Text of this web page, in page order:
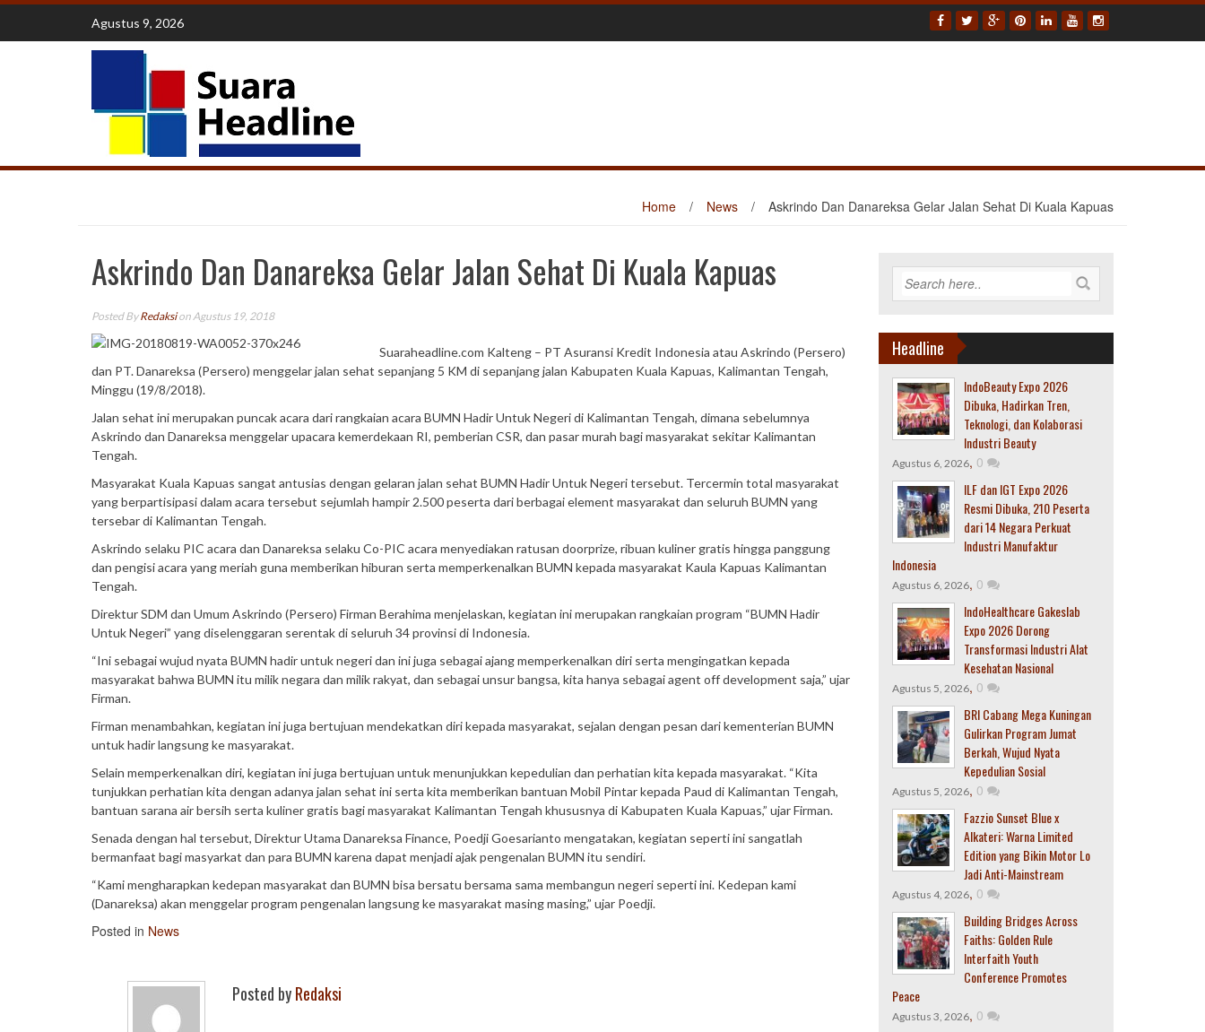
Skip
content
Agustus 9, 2026
Home / News / Askrindo Dan Danareksa Gelar Jalan Sehat Di Kuala Kapuas
Askrindo Dan Danareksa Gelar Jalan Sehat Di Kuala Kapuas
Posted ByRedaksion Agustus 19, 2018
Suaraheadline.com Kalteng – PT Asuransi Kredit Indonesia atau Askrindo (Persero)
dan PT. Danareksa (Persero) menggelar jalan sehat sepanjang 5 KM di sepanjang jalan Kabupaten Kuala Kapuas, Kalimantan Tengah,
Minggu (19/8/2018).
Jalan sehat ini merupakan puncak acara dari rangkaian acara BUMN Hadir Untuk Negeri di Kalimantan Tengah, dimana sebelumnya
Askrindo dan Danareksa menggelar upacara kemerdekaan RI, pemberian CSR, dan pasar murah bagi masyarakat sekitar Kalimantan
Tengah.
Masyarakat Kuala Kapuas sangat antusias dengan gelaran jalan sehat BUMN Hadir Untuk Negeri tersebut. Tercermin total masyarakat
yang berpartisipasi dalam acara tersebut sejumlah hampir 2.500 peserta dari berbagai element masyarakat dan seluruh BUMN yang
tersebar di Kalimantan Tengah.
Askrindo selaku PIC acara dan Danareksa selaku Co-PIC acara menyediakan ratusan doorprize, ribuan kuliner gratis hingga panggung
dan pengisi acara yang meriah guna memberikan hiburan serta memperkenalkan BUMN kepada masyarakat Kaula Kapuas Kalimantan
Tengah.
Direktur SDM dan Umum Askrindo (Persero) Firman Berahima menjelaskan, kegiatan ini merupakan rangkaian program “BUMN Hadir
Untuk Negeri” yang diselenggaran serentak di seluruh 34 provinsi di Indonesia.
“Ini sebagai wujud nyata BUMN hadir untuk negeri dan ini juga sebagai ajang memperkenalkan diri serta mengingatkan kepada
masyarakat bahwa BUMN itu milik negara dan milik rakyat, dan sebagai unsur bangsa, kita hanya sebagai agent off development saja,” ujar
Firman.
Firman menambahkan, kegiatan ini juga bertujuan mendekatkan diri kepada masyarakat, sejalan dengan pesan dari kementerian BUMN
untuk hadir langsung ke masyarakat.
Selain memperkenalkan diri, kegiatan ini juga bertujuan untuk menunjukkan kepedulian dan perhatian kita kepada masyarakat. “Kita
tunjukkan perhatian kita dengan adanya jalan sehat ini serta kita memberikan bantuan Mobil Pintar kepada Paud di Kalimantan Tengah,
bantuan sarana air bersih serta kuliner gratis bagi masyarakat Kalimantan Tengah khususnya di Kabupaten Kuala Kapuas,” ujar Firman.
Senada dengan hal tersebut, Direktur Utama Danareksa Finance, Poedji Goesarianto mengatakan, kegiatan seperti ini sangatlah
bermanfaat bagi masyarkat dan para BUMN karena dapat menjadi ajak pengenalan BUMN itu sendiri.
“Kami mengharapkan kedepan masyarakat dan BUMN bisa bersatu bersama sama membangun negeri seperti ini. Kedepan kami
(Danareksa) akan menggelar program pengenalan langsung ke masyarakat masing masing,” ujar Poedji.
Posted in News
Posted byRedaksi
Headline
IndoBeauty Expo 2026
Dibuka, Hadirkan Tren,
Teknologi, dan Kolaborasi
Industri Beauty
Agustus 6, 2026, 0
ILF dan IGT Expo 2026
Resmi Dibuka, 210 Peserta
dari 14 Negara Perkuat
Industri Manufaktur
Indonesia
Agustus 6, 2026, 0
IndoHealthcare Gakeslab
Expo 2026 Dorong
Transformasi Industri Alat
Kesehatan Nasional
Agustus 5, 2026, 0
BRI Cabang Mega Kuningan
Gulirkan Program Jumat
Berkah, Wujud Nyata
Kepedulian Sosial
Agustus 5, 2026, 0
Fazzio Sunset Blue x
Alkateri: Warna Limited
Edition yang Bikin Motor Lo
Jadi Anti-Mainstream
Agustus 4, 2026, 0
Building Bridges Across
Faiths: Golden Rule
Interfaith Youth
Conference Promotes
Peace
Agustus 3, 2026, 0